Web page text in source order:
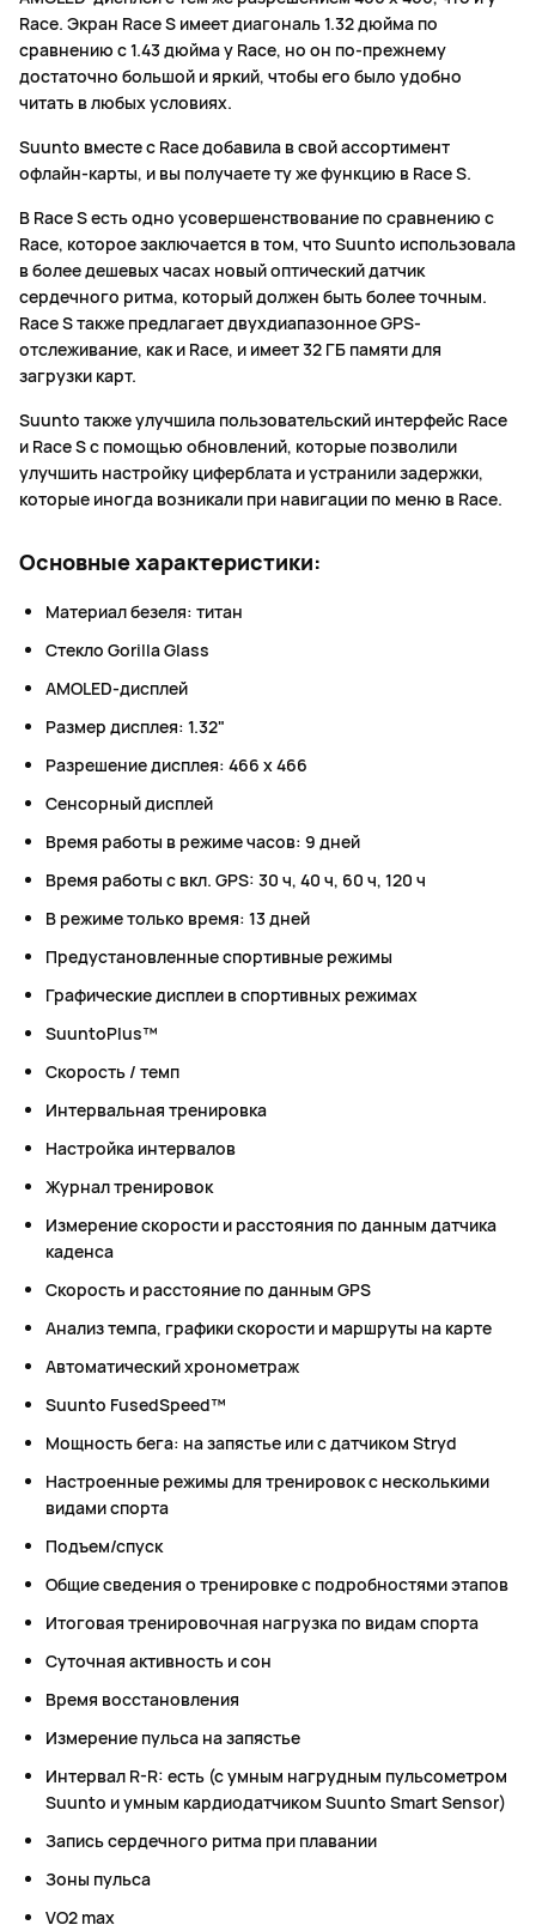
Race. Экран Race S имеет диагональ 1.32 дюйма по
сравнению с 1.43 дюйма у Race, но он по-прежнему
достаточно большой и яркий, чтобы его было удобно
читать в любых условиях.
Suunto вместе с Race добавила в свой ассортимент
офлайн-карты, и вы получаете ту же функцию в Race S.
В Race S есть одно усовершенствование по сравнению с
Race, которое заключается в том, что Suunto использовала
в более дешевых часах новый оптический датчик
сердечного ритма, который должен быть более точным.
Race S также предлагает двухдиапазонное GPS-
отслеживание, как и Race, и имеет 32 ГБ памяти для
загрузки карт.
Suunto также улучшила пользовательский интерфейс Race
и Race S с помощью обновлений, которые позволили
улучшить настройку циферблата и устранили задержки,
которые иногда возникали при навигации по меню в Race.
Основные характеристики:
Материал безеля: титан
Стекло Gorilla Glass
AMOLED-дисплей
Размер дисплея: 1.32"
Разрешение дисплея: 466 x 466
Сенсорный дисплей
Время работы в режиме часов: 9 дней
Время работы с вкл. GPS: 30 ч, 40 ч, 60 ч, 120 ч
В режиме только время: 13 дней
Предустановленные спортивные режимы
Графические дисплеи в спортивных режимах
SuuntoPlus™
Скорость / темп
Интервальная тренировка
Настройка интервалов
Журнал тренировок
Измерение скорости и расстояния по данным датчика
каденса
Скорость и расстояние по данным GPS
Анализ темпа, графики скорости и маршруты на карте
Автоматический хронометраж
Suunto FusedSpeed™
Мощность бега: на запястье или с датчиком Stryd
Настроенные режимы для тренировок с несколькими
видами спорта
Подъем/спуск
Общие сведения о тренировке с подробностями этапов
Итоговая тренировочная нагрузка по видам спорта
Суточная активность и сон
Время восстановления
Измерение пульса на запястье
Интервал R-R: есть (с умным нагрудным пульсометром
Suunto и умным кардиодатчиком Suunto Smart Sensor)
Запись сердечного ритма при плавании
Зоны пульса
VO2 max